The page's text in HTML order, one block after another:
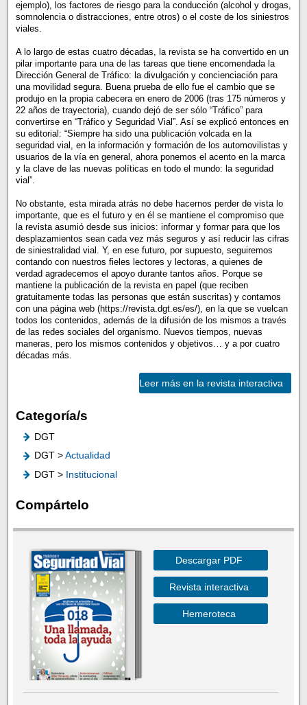
ejemplo), los factores de riesgo para la conducción (alcohol y drogas,
somnolencia o distracciones, entre otros) o el coste de los siniestros
viales.
A lo largo de estas cuatro décadas, la revista se ha convertido en un
pilar importante para una de las tareas que tiene encomendada la
Dirección General de Tráfico: la divulgación y concienciación para
una movilidad segura. Buena prueba de ello fue el cambio que se
produjo en la propia cabecera en enero de 2006 (tras 175 números y
22 años de trayectoria), cuando dejó de ser sólo “Tráfico” para
convertirse en “Tráfico y Seguridad Vial”. Así se explicó entonces en
su editorial: “Siempre ha sido una publicación volcada en la
seguridad vial, en la información y formación de los automovilistas y
usuarios de la vía en general, ahora ponemos el acento en la marca
y la clave de las nuevas políticas en todo el mundo: la seguridad
vial”.
No obstante, esta mirada atrás no debe hacernos perder de vista lo
importante, que es el futuro y en él se mantiene el compromiso que
la revista asumió desde sus inicios: informar y formar para que los
desplazamientos sean cada vez más seguros y así reducir las cifras
de siniestralidad vial. Y, en ese futuro, por supuesto, seguiremos
contando con nuestros fieles lectores y lectoras, a quienes de
verdad agradecemos el apoyo durante tantos años. Porque se
mantiene la publicación de la revista en papel (que reciben
gratuitamente todas las personas que están suscritas) y contamos
con una página web (https://revista.dgt.es/es/), en la que se vuelcan
todos los contenidos, además de la difusión de los mismos a través
de las redes sociales del organismo. Nuevos tiempos, nuevas
maneras, pero los mismos contenidos y objetivos… y a por cuatro
décadas más.
Leer más en la revista interactiva
Categoría/s
DGT
DGT >Actualidad
DGT > Institucional
Compártelo
Descargar PDF
Revista interactiva
Hemeroteca